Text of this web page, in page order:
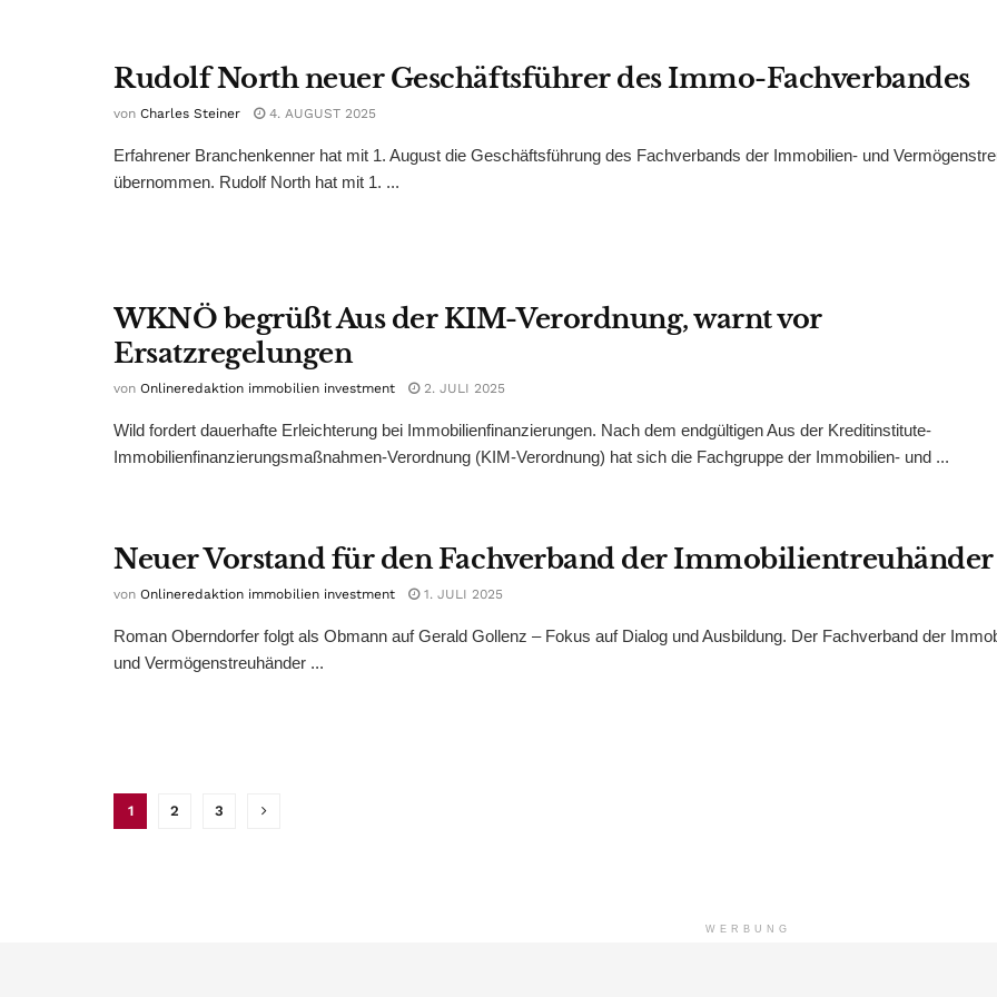
Rudolf North neuer Geschäftsführer des Immo-Fachverbandes
von Charles Steiner 4. AUGUST 2025
Erfahrener Branchenkenner hat mit 1. August die Geschäftsführung des Fachverbands der Immobilien- und
übernommen. Rudolf North hat mit 1. ...
WKNÖ begrüßt Aus der KIM-Verordnung, warnt vor
Ersatzregelungen
von Onlineredaktion immobilien investment 2. JULI 2025
Wild fordert dauerhafte Erleichterung bei Immobilienfinanzierungen. Nach dem endgültigen Aus der Kreditinstitute-
Immobilienfinanzierungsmaßnahmen-Verordnung (KIM-Verordnung) hat sich die Fachgruppe der Immobilien- und ...
Neuer Vorstand für den Fachverband der Immobilientreuhänder
von Onlineredaktion immobilien investment 1. JULI 2025
Roman Oberndorfer folgt als Obmann auf Gerald Gollenz – Fokus auf Dialog und Ausbildung. Der Fachverband der
und Vermögenstreuhänder ...
1 2 3
WERBUNG